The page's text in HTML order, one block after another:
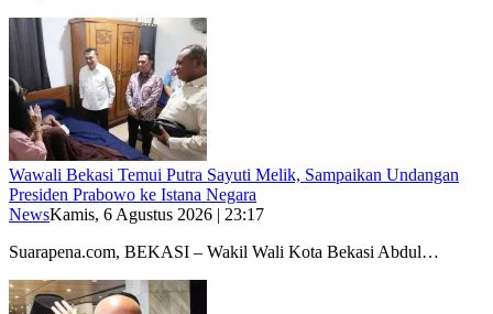
Wawali Bekasi Temui Putra Sayuti Melik, Sampaikan Undangan
Presiden Prabowo ke Istana Negara
NewsKamis, 6 Agustus 2026 | 23:17
Suarapena.com, BEKASI – Wakil Wali Kota Bekasi Abdul…